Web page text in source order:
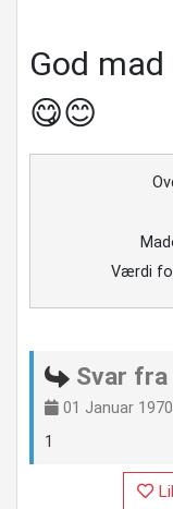
God
😋😊
Værdi
Svar fra
01 Januar 1970
1